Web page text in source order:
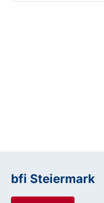
bfi Steiermark